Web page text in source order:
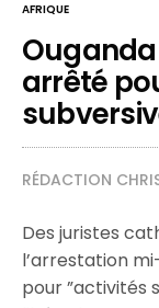
AFRIQUE
arrêté
RÉDACTION
Des juristes
l’arrestation
pour ”activités